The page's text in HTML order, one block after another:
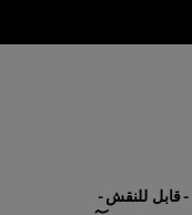
قابل للنقش